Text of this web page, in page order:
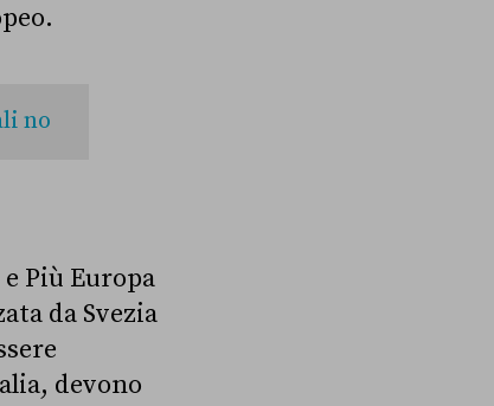
no
Più Europa
da Svezia
devono